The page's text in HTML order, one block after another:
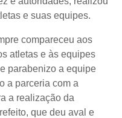
e suas equipes.
compareceu aos
atletas e às equipes
parabenizo a equipe
a parceria com a
a realização da
que deu aval e